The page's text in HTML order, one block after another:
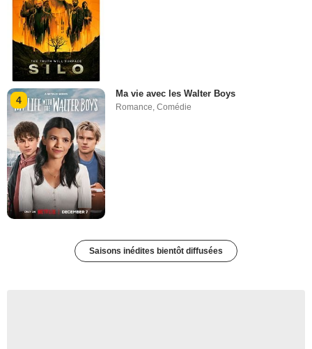
4
Ma vie avec les Walter Boys
Romance ,Comédie
Saisons inédites bientôt diffusées